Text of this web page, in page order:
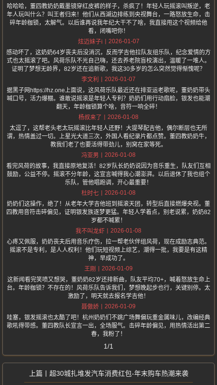
哈哈哈，董四教奶奶戴墨镜穿红皮裤的样子，杀疯了！年轻人玩摇滚叫叛逆，老
年人玩叫什么？叫王者归来！他们从西湖边排练到央视舞台，一路怒放生命，击
碎年龄枷锁，太解气。以后谁再说我年纪大干不了啥，我直接甩这个视频给他
看，闭嘴吧你！
炫迈妹子i
2026-01-07
感动坏了，这奶奶64岁丧夫后没消沉，反而学吉他拉队友组乐队，纪念爱情的方
式也太摇滚了吧。风荷乐队不光自己嗨，还去养老院盲校演出，温暖了一堆人。
证明了梦想无龄界，82岁还在追新歌，我这30多岁的怎么突然觉得惭愧呢？
李文利
2026-01-07
据黑子网https://hz.one上面说，这风荷乐队最近还在排亚运老歌呢，董奶奶带头
喊口号，活力爆棚。谁敢说摇滚是年轻人专利？奶奶们用行动扇脸，银发也能潮
翻天，年龄枷锁算个啥，音符一响全碎！
杨叔来了
2026-01-08
太逗了，这帮老头老太玩摇滚比年轻人还野！大提琴配吉他，偶尔断层也无所
谓，热情盖过一切。上星光大道三次，外国人看纪录片都点赞。董四教奶奶牛，
教我们老了也要活得带劲儿，别窝在家等死。
冯亚男
2026-01-08
看完风荷的故事，我直接原地复活！82岁队长奶奶说因为音乐重生，队友们互相
鼓励，公益不停。摇滚不分年龄，这宣言喊得我心潮澎湃。以后退休了我也组个
乐队，管他唱跑调，开心最重要！
杜时七
2026-01-08
奶奶们这操作，绝了！从老年大学吉他班到摇滚天团，转型后直接燃爆央视。董
四教用音符击碎偏见，证明银发族逐梦更猛。年轻人学着点，别老说累，奶奶82
岁都不喊累！
我不叫龙虾
2026-01-08
心疼又佩服，奶奶丧夫后用音乐疗伤，拉一帮老伙伴组风荷，现在成励志典范。
摇滚不是专利，是人人权利！他们玩短视频上综艺，潮得一批，我要是有这精
神，早成功了。
王刚
2026-01-09
这新闻看完笑喷又想哭，董奶奶82岁还排新曲，队友平均70+，喊着怒放生命上
台。年龄枷锁？不存在的！风荷乐队告诉我们，梦想晚起步也行，关键别停。太
激励了，明天就去报名学吉他！
聂傲娇
2026-01-09
哇塞，银发摇滚也太酷了吧！杭州奶奶们不跳广场舞偏玩重金属味儿，改编经典
歌吼得带感。董四教队长宣言一出，全场服气。击碎年龄偏见，用热情活出第二
春，我粉了！
1/1
超30城扎堆发汽车消费红包-年末购车热潮来袭